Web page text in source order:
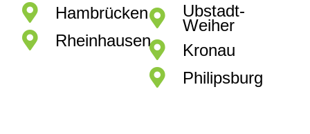
Hambrücken
Rheinhausen
Ubstadt-
Weiher
Kronau
Philipsburg